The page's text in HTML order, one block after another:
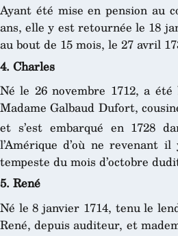
Ayant été mise en pension au
ans, elle y est retournée le 18
au bout de 15 mois, le 27 avril
4. Charles
Né le 26 novembre 1712, a
Madame Galbaud Dufort,
et s’est embarqué en 1728
l’Amérique d’où ne
tempeste du mois d’octobre
5. René
Né le 8 janvier 1714, tenu le
René, depuis auditeur, et